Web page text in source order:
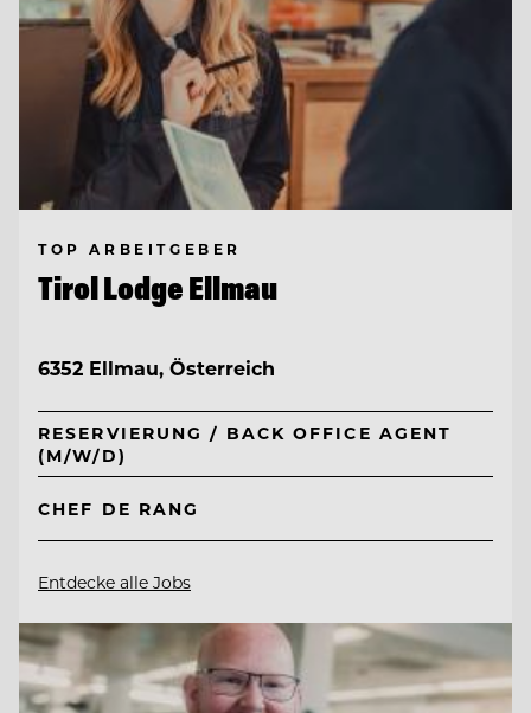
TOP ARBEITGEBER
Tirol Lodge Ellmau
6352 Ellmau, Österreich
RESERVIERUNG / BACK OFFICE AGENT
(M/W/D)
CHEF DE RANG
Entdecke alle Jobs